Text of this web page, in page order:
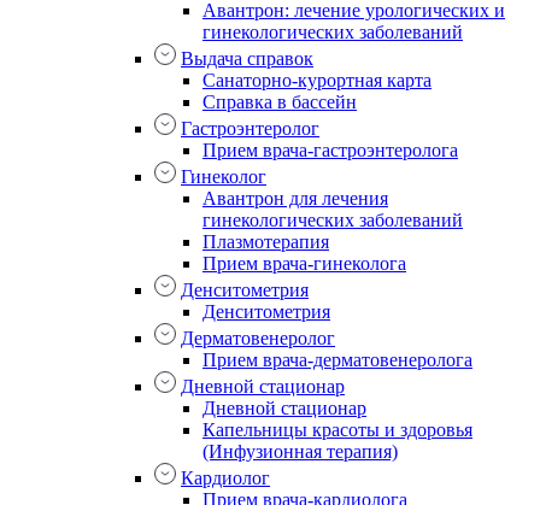
Авантрон: лечение урологических и
гинекологических заболеваний
Выдача справок
Санаторно-курортная карта
Справка в бассейн
Гастроэнтеролог
Прием врача-гастроэнтеролога
Гинеколог
Авантрон для лечения
гинекологических заболеваний
Плазмотерапия
Прием врача-гинеколога
Денситометрия
Денситометрия
Дерматовенеролог
Прием врача-дерматовенеролога
Дневной стационар
Дневной стационар
Капельницы красоты и здоровья
(Инфузионная терапия)
Кардиолог
Прием врача-кардиолога